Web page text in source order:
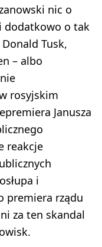
nic o
dodatkowo o tak
Tusk,
– albo
rosyjskim
Janusza
reakcje
i
premiera rządu
za ten skandal